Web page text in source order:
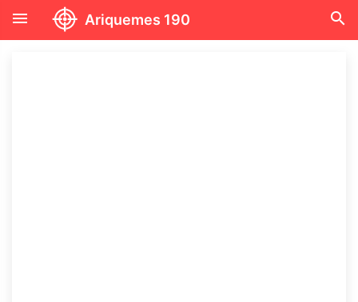
menu Ariquemes 190 search